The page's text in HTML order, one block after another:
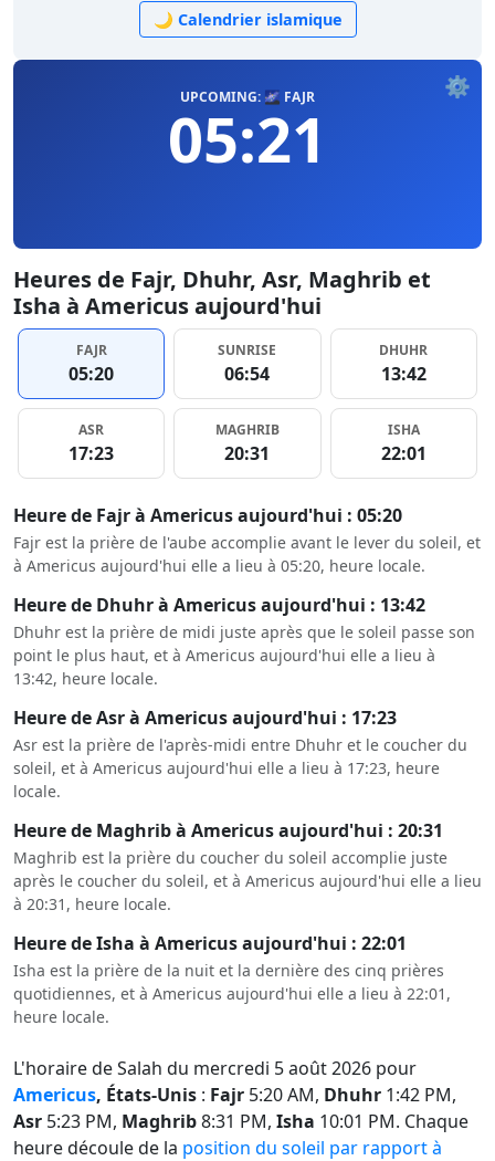
🌙 Calendrier islamique
⚙️
UPCOMING: 🌌 FAJR
05:21
Heures de Fajr, Dhuhr, Asr, Maghrib et
Isha à Americus aujourd'hui
FAJR
05:20
SUNRISE
06:54
DHUHR
13:42
ASR
17:23
MAGHRIB
20:31
ISHA
22:01
Heure de Fajr à Americus aujourd'hui : 05:20
Fajr est la prière de l'aube accomplie avant le lever du soleil, et
à Americus aujourd'hui elle a lieu à 05:20, heure locale.
Heure de Dhuhr à Americus aujourd'hui : 13:42
Dhuhr est la prière de midi juste après que le soleil passe son
point le plus haut, et à Americus aujourd'hui elle a lieu à
13:42, heure locale.
Heure de Asr à Americus aujourd'hui : 17:23
Asr est la prière de l'après-midi entre Dhuhr et le coucher du
soleil, et à Americus aujourd'hui elle a lieu à 17:23, heure
locale.
Heure de Maghrib à Americus aujourd'hui : 20:31
Maghrib est la prière du coucher du soleil accomplie juste
après le coucher du soleil, et à Americus aujourd'hui elle a lieu
à 20:31, heure locale.
Heure de Isha à Americus aujourd'hui : 22:01
Isha est la prière de la nuit et la dernière des cinq prières
quotidiennes, et à Americus aujourd'hui elle a lieu à 22:01,
heure locale.
L'horaire de Salah du mercredi 5 août 2026 pour
Americus, États-Unis : Fajr 5:20 AM, Dhuhr 1:42 PM,
Asr 5:23 PM, Maghrib8:31 PM, Isha 10:01 PM. Chaque
heure découle de la position du soleil par rapport à